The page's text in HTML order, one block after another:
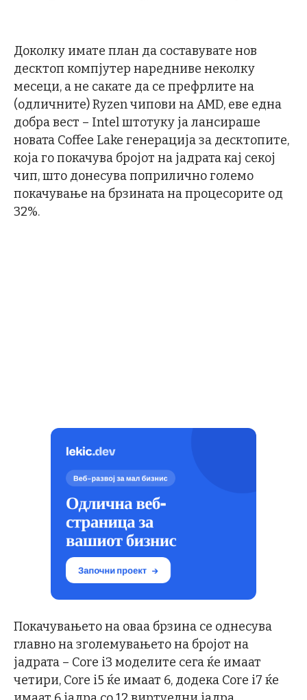
Доколку имате план да составувате нов
десктоп компјутер наредниве неколку
месеци, а не сакате да се префрлите на
(одличните) Ryzen чипови на AMD, еве една
добра вест – Intel штотуку ја лансираше
новата Coffee Lake генерација за десктопите,
која го покачува бројот на јадрата кај секој
чип, што донесува поприлично големо
покачување на брзината на процесорите од
32%.
Покачувањето на оваа брзина се однесува
главно на зголемувањето на бројот на
јадрата – Core i3 моделите сега ќе имаат
четири, Core i5 ќе имаат 6, додека Core i7 ќе